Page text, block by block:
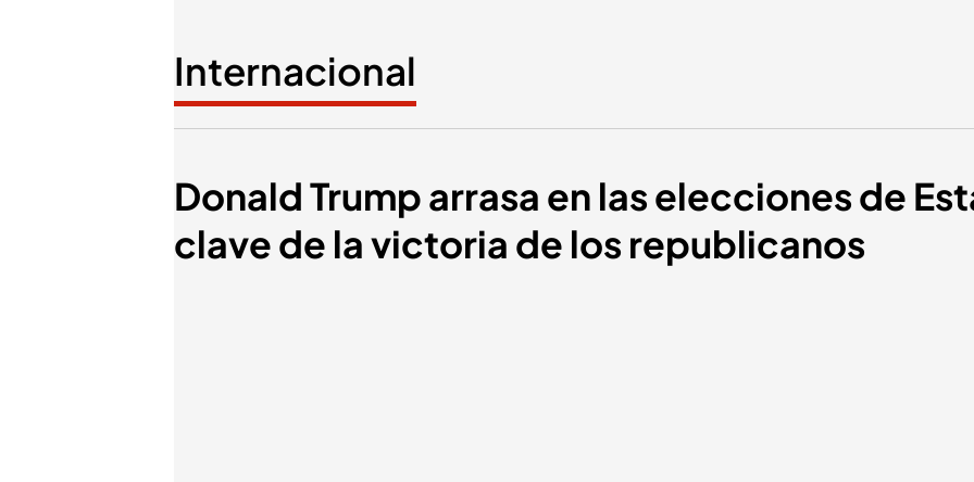
Internacional
Donald Trump arrasa en las elecciones de
clave de la victoria de los republicanos